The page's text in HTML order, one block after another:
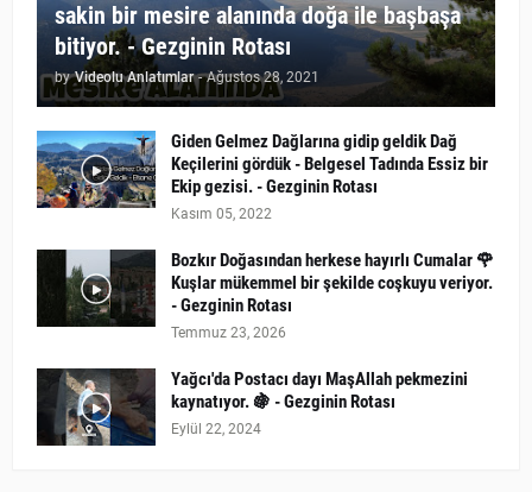
sakin bir mesire alanında doğa ile başbaşa
bitiyor. - Gezginin Rotası
by Videolu Anlatımlar - Ağustos 28, 2021
Giden Gelmez Dağlarına gidip geldik Dağ
Keçilerini gördük - Belgesel Tadında Essiz bir
Ekip gezisi. - Gezginin Rotası
Kasım 05, 2022
Bozkır Doğasından herkese hayırlı Cumalar 🌹
Kuşlar mükemmel bir şekilde coşkuyu veriyor.
- Gezginin Rotası
Temmuz 23, 2026
Yağcı'da Postacı dayı MaşAllah pekmezini
kaynatıyor. 🍇 - Gezginin Rotası
Eylül 22, 2024